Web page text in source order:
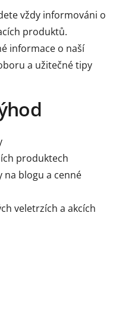
vždy informováni o
produktů.
informace o naší
a užitečné tipy
produktech
na blogu a cenné
veletrzích a akcích